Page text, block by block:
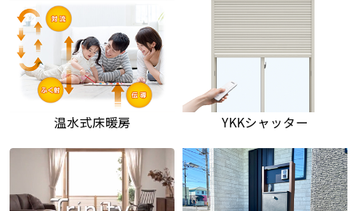
温水式床暖房 YKKシャッター